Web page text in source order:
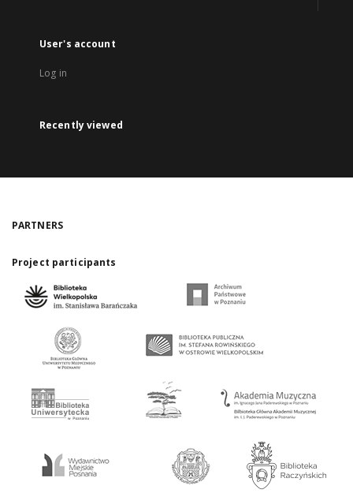
User's account
Log in
Recently viewed
PARTNERS
Project participants